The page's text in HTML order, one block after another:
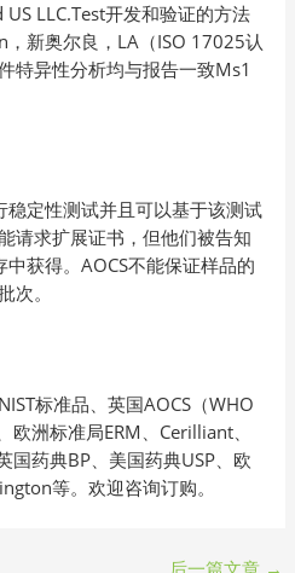
LLC.Test开发和验证的方法
新奥尔良，LA（ISO 17025认
特异性分析均与报告一致Ms1
稳定性测试并且可以基于该测试
请求扩展证书，但他们被告知
获得。AOCS不能保证样品的
次。
标准品、英国AOCS（WHO
欧洲标准局ERM、Cerilliant、
国药典BP、美国药典USP、欧
等。欢迎咨询订购。